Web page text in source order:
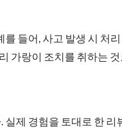
들어, 사고 발생 시 처
가랑이 조치를 취하는
제 경험을 토대로 한